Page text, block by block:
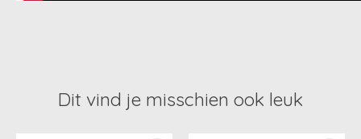
Dit vind je misschien ook leuk